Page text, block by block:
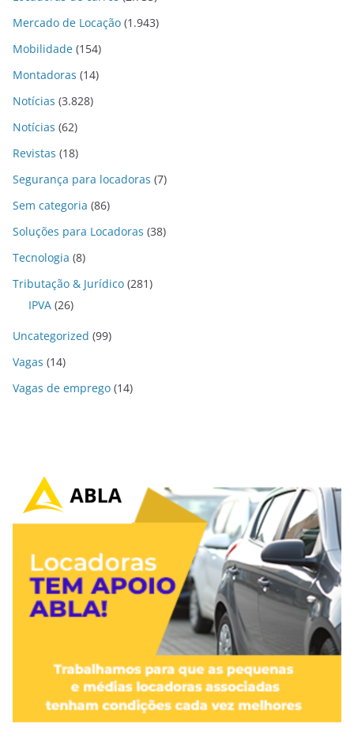
Mercado de Locação (1.943)
Mobilidade (154)
Montadoras (14)
Notícias (3.828)
Notícias (62)
Revistas (18)
Segurança para locadoras (7)
Sem categoria (86)
Soluções para Locadoras (38)
Tecnologia (8)
Tributação & Jurídico (281)
IPVA (26)
Uncategorized (99)
Vagas (14)
Vagas de emprego (14)